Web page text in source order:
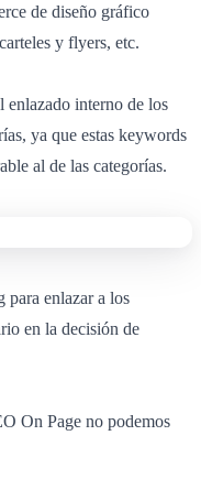
de diseño gráfico
y flyers, etc.
enlazado interno de los
ya que estas keywords
al de las categorías.
para enlazar a los
en la decisión de
On Page no podemos